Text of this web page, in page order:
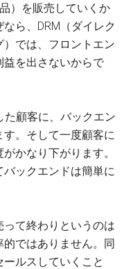
）を販売していくか
ら、DRM（ダイレク
）では、フロントエン
益を出さないからで
た顧客に、バックエン
す。そして一度顧客に
かなり下がります。
ックエンドは簡単に
て終わりというのは
ではありません。同
ルスしていくこと